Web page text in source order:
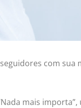
com sua
mais importa”,